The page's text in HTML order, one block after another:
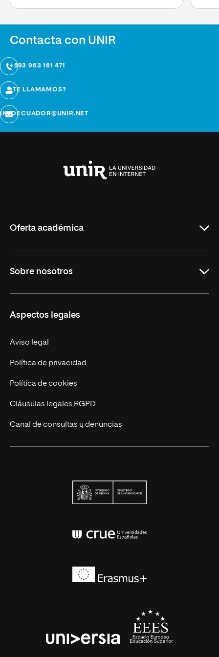
Contacta con UNIR
+593 963 161 471
¿TE LLAMAMOS?
INFOECUADOR@UNIR.NET
Oferta académica
Formación Continua
Sobre nosotros
Trabaja en UNIR
Actualidad
Contáctanos
Aspectos legales
Aviso legal
Política de privacidad
Política de cookies
Cláusulas legales RGPD
Canal de consultas y denuncias